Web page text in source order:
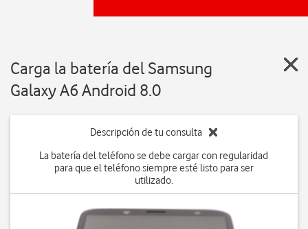
Carga la batería del Samsung
Galaxy A6 Android 8.0
Descripción de tu consulta
La batería del teléfono se debe cargar con regularidad
para que el teléfono siempre esté listo para ser
utilizado.